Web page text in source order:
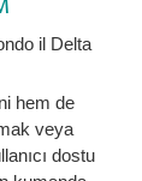
hem de
veya
dostu